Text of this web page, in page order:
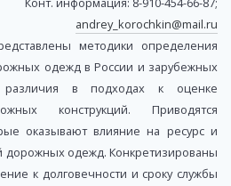
andrey_korochkin@mail.ru
методики определения
одежд в России и зарубежных
различия в подходах к оценке
конструкций. Приводятся
оказывают влияние на ресурс и
дорожных одежд. Конкретизированы
к долговечности и сроку службы